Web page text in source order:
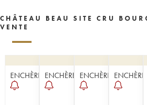
CHÂTEAU BEAU SITE CRU
VENTE
ENCHÈRE ENCHÈRE ENCHÈRE ENCHÈRE